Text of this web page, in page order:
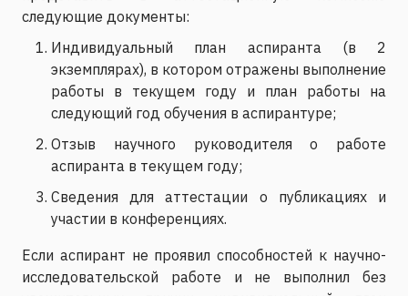
следующие документы:
Индивидуальный план аспиранта (в 2
экземплярах), в котором отражены выполнение
работы в текущем году и план работы на
следующий год обучения в аспирантуре;
Отзыв научного руководителя о работе
аспиранта в текущем году;
Сведения для аттестации о публикациях и
участии в конференциях.
Если аспирант не проявил способностей к научно-
исследовательской работе и не выполнил без